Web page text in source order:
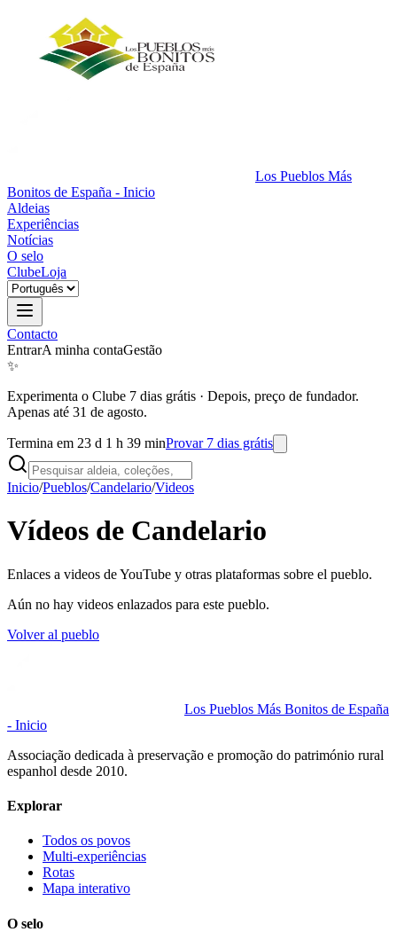
Los Pueblos Más
Bonitos de España - Inicio
Aldeias
Experiências
Notícias
O selo
ClubeLoja
Contacto
EntrarA minha contaGestão
✨
Experimenta o Clube 7 dias grátis · Depois, preço de fundador.
Apenas até 31 de agosto.
Termina em 23 d 1 h 39 minProvar 7 dias grátis
Inicio/Pueblos/Candelario/Videos
Vídeos de Candelario
Enlaces a videos de YouTube y otras plataformas sobre el pueblo.
Aún no hay videos enlazados para este pueblo.
Volver al pueblo
Los Pueblos Más Bonitos de España
- Inicio
Associação dedicada à preservação e promoção do património rural
espanhol desde 2010.
Explorar
Todos os povos
Multi-experiências
Rotas
Mapa interativo
O selo